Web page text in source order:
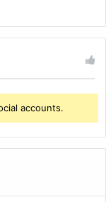
accounts.